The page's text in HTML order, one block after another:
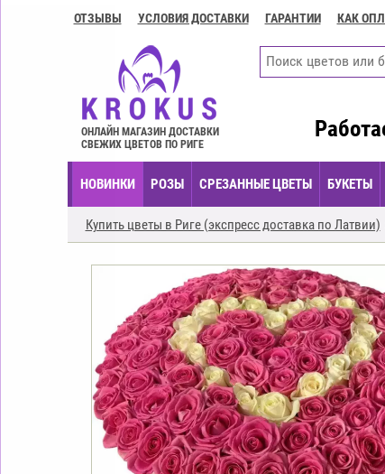
Контакты
ГАРАНТИИ
оплатить?
оформить
ОТЗЫВЫ УСЛОВИЯ ДОСТАВКИ ГАРАНТИИ КАК
ОНЛАЙН МАГАЗИН ДОСТАВКИ
СВЕЖИХ ЦВЕТОВ ПО РИГЕ
НОВИНКИ РОЗЫ СРЕЗАННЫЕ ЦВЕТЫ БУКЕТЫ
Купить цветы в Риге (экспресс доставка по Латвии)